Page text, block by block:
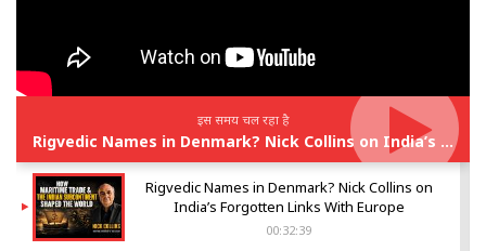
इस समय चल रहा है
Rigvedic Names in Denmark? Nick Collins on India’s Forgotten Links With Europe
Rigvedic Names in Denmark? Nick Collins on
India’s Forgotten Links With Europe
00:32:39